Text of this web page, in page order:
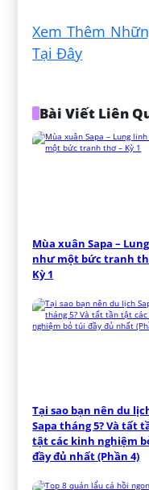
Xem Thêm
Tại Đây
Bài Viết Liên
Mùa xuân Sapa –
như một bức tranh
Kỳ 1
Tại sao bạn nên du
Sapa tháng 5? Và tất
tật các kinh nghiệm
đầy đủ nhất (Phần 4)